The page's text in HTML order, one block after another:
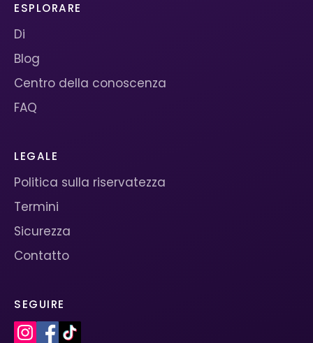
ESPLORARE
Di
Blog
Centro della conoscenza
FAQ
LEGALE
Politica sulla riservatezza
Termini
Sicurezza
Contatto
SEGUIRE